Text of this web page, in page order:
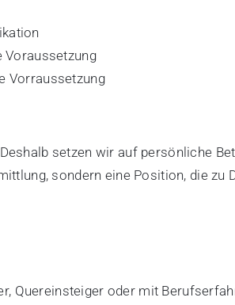
Voraussetzung
Vorraussetzung
setzen wir auf persönliche
sondern eine Position, die zu
Quereinsteiger oder mit